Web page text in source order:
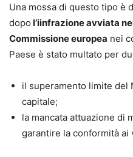
Una mossa di questo tipo è
dopo l’iinfrazione avviata
Commissione europea nei
Paese è stato multato per
il superamento limite del
capitale;
la mancata attuazione di
garantire la conformità ai